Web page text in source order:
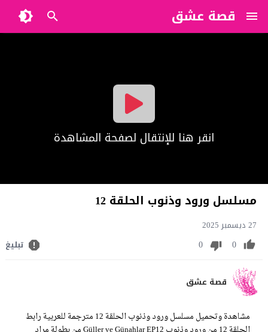
قصة عشق
?>
انقر هنا للإنتقال لصفحة المشاهدة
مسلسل ورود وذنوب الحلقة 12
27 ديسمبر 2025
0
0 تبليغ
قصة عشق
مشاهدة وتحميل مسلسل ورود وذنوب الحلقة 12 مترجمة للعربية رابط